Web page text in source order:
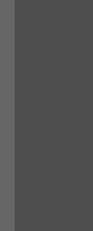
Κτιρίου/
Πράξη (2024)
Εντός
Πόλεων και
και Εκτός